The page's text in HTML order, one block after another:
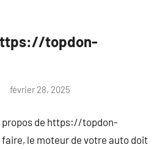
topdon-
février 28, 2025
propos de https://topdon-
le moteur de votre auto doit